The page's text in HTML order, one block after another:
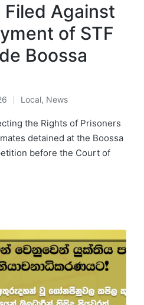
Against
of STF
Boossa
Local, News
the Rights of Prisoners
detained at the Boossa
before the Court of